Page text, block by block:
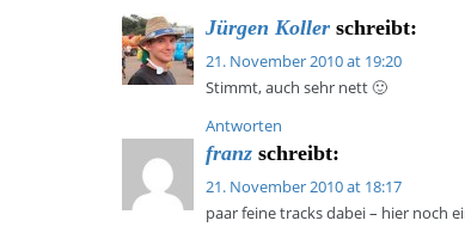
Jürgen Koller schreibt:
21. November 2010 at 19:20
Stimmt, auch sehr nett 🙂
Antworten
franz schreibt:
21. November 2010 at 18:17
paar feine tracks dabei – hier noch